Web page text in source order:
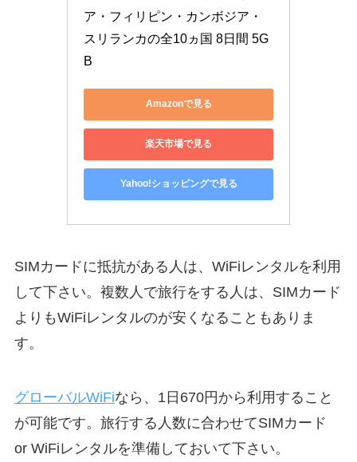
ア・フィリピン・カンボジア・
スリランカの全10ヵ国 8日間 5G
B
Amazonで見る
楽天市場で見る
Yahoo!ショッピングで見る
SIMカードに抵抗がある人は、WiFiレンタルを利用
して下さい。複数人で旅行をする人は、SIMカード
よりもWiFiレンタルのが安くなることもありま
す。
グローバルWiFiなら、1日670円から利用すること
が可能です。旅行する人数に合わせてSIMカード
or WiFiレンタルを準備しておいて下さい。